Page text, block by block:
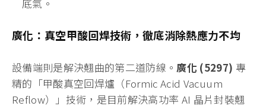
山太士 (3595)
士的特種保護膜能提供極高的剛性支撐，同時具備
特殊的緩衝層，能吸收異質材料間的熱應力。